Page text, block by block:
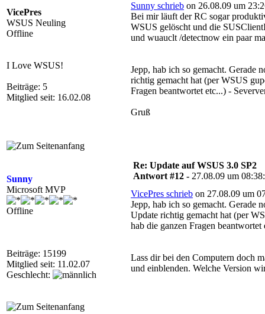
VicePres
WSUS Neuling
Offline
I Love WSUS!
Beiträge: 5
Mitglied seit: 16.02.08
Sunny schrieb on 26.08.09 um
Bei mir läuft der RC sogar
WSUS gelöscht und die
und wuauclt /detectnow ein paar
Jepp, hab ich so gemacht. Gerade
richtig gemacht hat (per WSUS
Fragen beantwortet etc...) -
Gruß
Sunny
Microsoft MVP
Offline
Beiträge: 15199
Mitglied seit: 11.02.07
Geschlecht:
Re: Update auf WSUS 3.0 SP2
Antwort #12 - 27.08.09 um
VicePres schrieb on 27.08.09 um
Jepp, hab ich so gemacht. Gerade
Update richtig gemacht hat (per
hab die ganzen Fragen
Lass dir bei den Computern doch
und einblenden. Welche Version